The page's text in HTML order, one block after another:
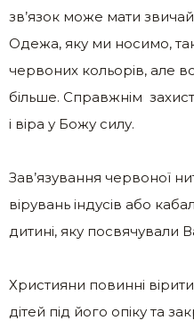
зв’язок може мати
Одежа, яку ми носимо,
червоних кольорів, але
більше. Справжнім
і віра у Божу силу.
Зав’язування червоної
вірувань індусів або
дитині, яку посвячували
Християни повинні
дітей під його опіку та